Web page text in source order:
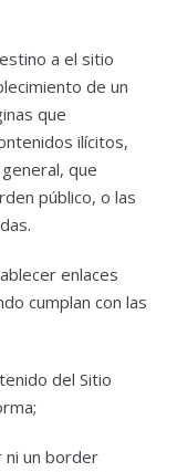
a el sitio
de un
que
ilícitos,
que
público, o las
enlaces
cumplan con las
del Sitio
ni un border